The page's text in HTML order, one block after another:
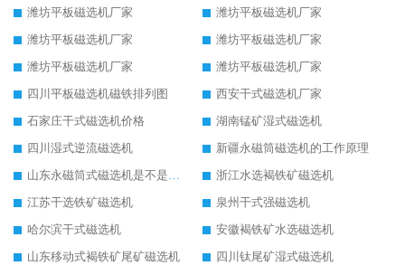
潍坊平板磁选机厂家
潍坊平板磁选机厂家
潍坊平板磁选机厂家
潍坊平板磁选机厂家
潍坊平板磁选机厂家
潍坊平板磁选机厂家
四川平板磁选机磁铁排列图
西安干式磁选机厂家
石家庄干式磁选机价格
湖南锰矿湿式磁选机
四川湿式逆流磁选机
新疆永磁筒磁选机的工作原理
山东永磁筒式磁选机是不是强磁
浙江水选褐铁矿磁选机
江苏干选铁矿磁选机
泉州干式强磁选机
哈尔滨干式磁选机
安徽褐铁矿水选磁选机
山东移动式褐铁矿尾矿磁选机
四川钛尾矿湿式磁选机